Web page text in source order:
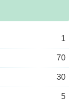
1
70
30
5